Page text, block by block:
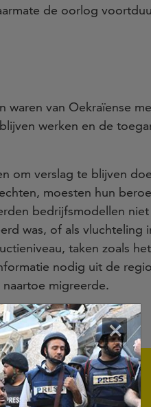
de oorlog
van Oekraïense
werken en de
om verslag te blijven
moesten hun
bedrijfsmodellen
was, of als vluchteling
taken zoals
nodig uit de
migreerde.
×